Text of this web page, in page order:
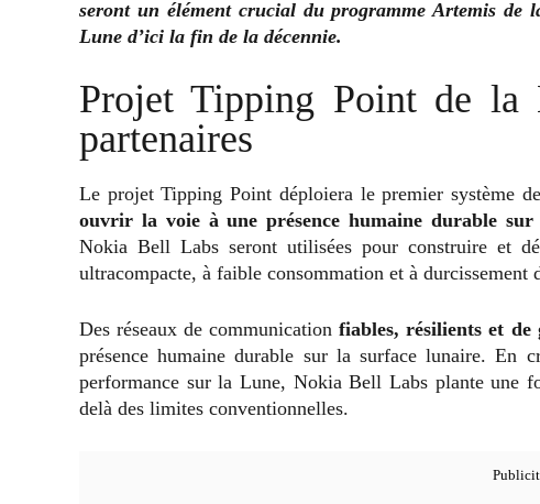
seront un élément crucial du programme Artemis
Lune d’ici la fin de la décennie.
Projet Tipping Point de
partenaires
Le projet Tipping Point déploiera le premier système
ouvrir la voie à une présence humaine durable
Nokia Bell Labs seront utilisées pour construire et
ultracompacte, à faible consommation et à durcissement
Des réseaux de communication fiables, résilients et de
présence humaine durable sur la surface lunaire. En
performance sur la Lune, Nokia Bell Labs plante une
delà des limites conventionnelles.